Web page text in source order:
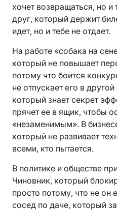
хочет возвращаться, но и
друг, который держит
идет, но и тебе не отдает.
На работе «собака на
который не повышает
потому что боится
не отпускает его в
который знает секрет
прячет ее в ящик, чтобы
«незаменимым». В
который не развивает
всеми, кто пытается.
В политике и обществе
Чиновник, который
просто потому, что не он
сосед по даче, который